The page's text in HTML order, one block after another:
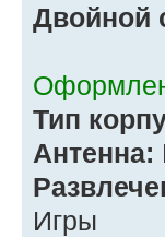
Двойной
Тип
Антенна:
Игры